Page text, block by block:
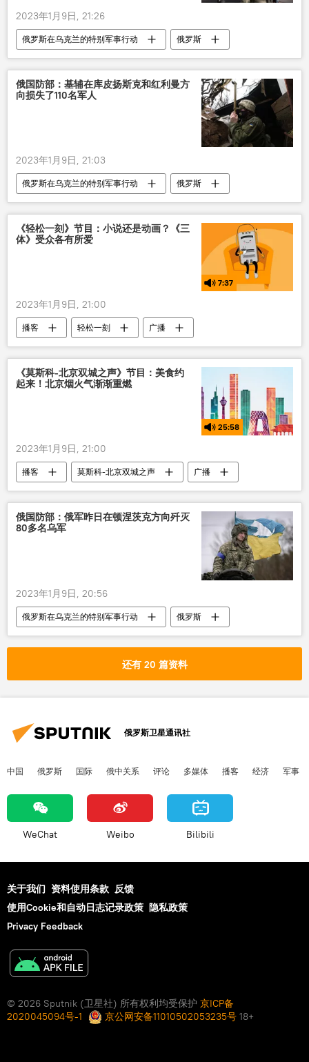
2023年1月9日, 21:26
俄罗斯在乌克兰的特别军事行动
俄罗斯
乌克兰
军事 武器 仓库
俄国防部：基辅在库皮扬斯克和红利曼方
向损失了110名军人
2023年1月9日, 21:03
俄罗斯在乌克兰的特别军事行动
俄罗斯
乌克兰
军事 士兵 军人
《轻松一刻》节目：小说还是动画？《三
体》受众各有所爱
7:37
2023年1月9日, 21:00
播客 轻松一刻 广播
《莫斯科-北京双城之声》节目：美食约
起来！北京烟火气渐渐重燃
25:58
2023年1月9日, 21:00
播客 莫斯科-北京双城之声 广播
俄国防部：俄军昨日在顿涅茨克方向歼灭
80多名乌军
2023年1月9日, 20:56
俄罗斯在乌克兰的特别军事行动
俄罗斯
乌克兰
军事
还有 20 篇资料
俄罗斯卫星通讯社
中国 俄罗斯 国际 俄中关系 评论 多媒体 播客 经济 军事
WeChat Weibo Bilibili
关于我们 资料使用条款 反馈
使用Cookie和自动日志记录政策 隐私政策
Privacy Feedback
© 2026 Sputnik (卫星社) 所有权利均受保护 京ICP备
2020045094号-1
京公网安备11010502053235号 18+